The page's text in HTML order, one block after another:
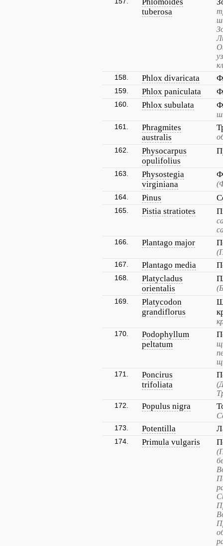
tuberosa
158. Phlox divaricata
159. Phlox paniculata
160. Phlox subulata
161.
Phragmites
australis
162.
Physocarpus
opulifolius
163.
Physostegia
virginiana
164. Pinus
165. Pistia stratiotes
166. Plantago major
167. Plantago media
168.
Platycladus
orientalis
169.
Platycodon
grandiflorus
170.
Podophyllum
peltatum
171.
Poncirus
trifoliata
172. Populus nigra
173. Potentilla
174. Primula vulgaris